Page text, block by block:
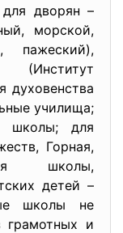
для дворян –
морской,
пажеский),
духовенства
училища;
школы; для
Горная,
школы,
детей –
школы не
грамотных и